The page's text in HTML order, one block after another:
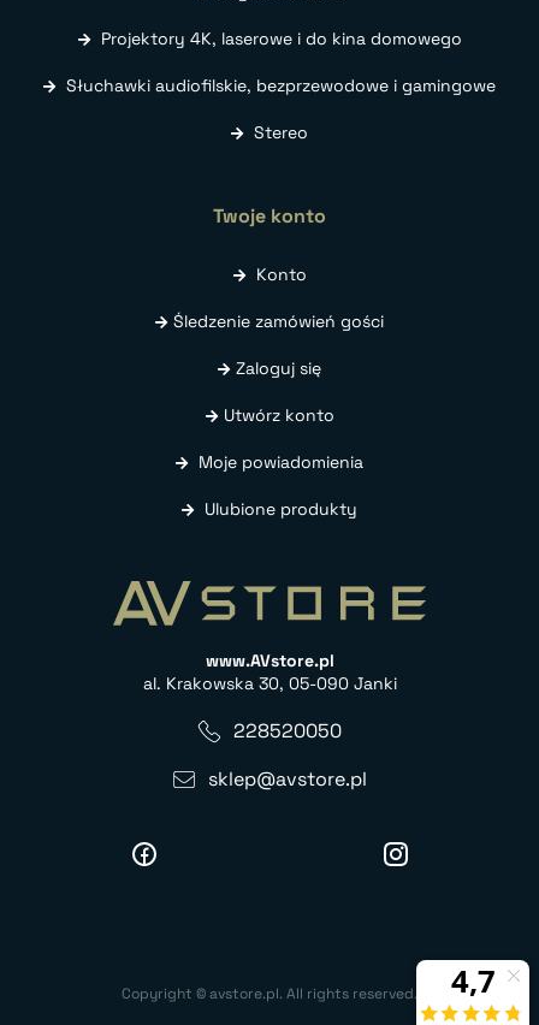
Projektory 4K, laserowe i do kina domowego
Słuchawki audiofilskie, bezprzewodowe i gamingowe
Stereo
Twoje konto
Konto
Śledzenie zamówień gości
Zaloguj się
Utwórz konto
Moje powiadomienia
Ulubione produkty
www.AVstore.pl
al. Krakowska 30, 05-090 Janki
228520050
sklep@avstore.pl
Copyright © avstore.pl. All rights reserved.